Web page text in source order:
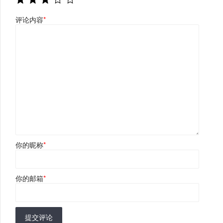
评论内容*
你的昵称*
你的邮箱*
提交评论